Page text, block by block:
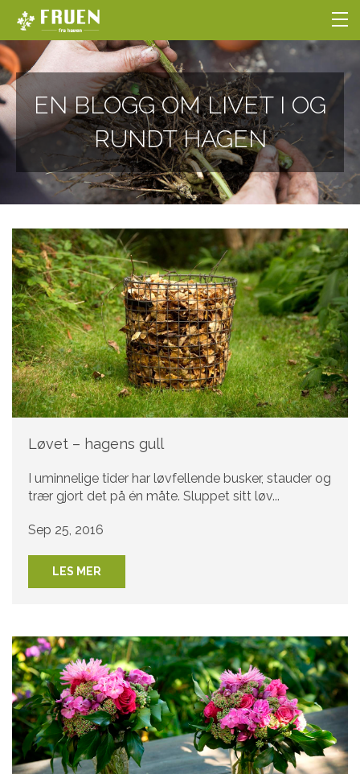
NETTBUTIKKEN
BLOGG
HOBBYGARTNERSKOLEN
OM OSS
EN BLOGG OM LIVET I OG
RUNDT HAGEN
Løvet – hagens gull
I uminnelige tider har løvfellende busker, stauder og
trær gjort det på én måte. Sluppet sitt løv...
Sep 25, 2016
LES MER